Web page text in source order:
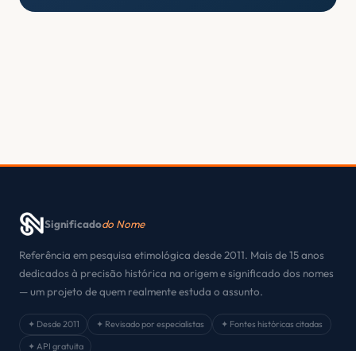
Significadodo Nome
Referência em pesquisa etimológica desde 2011. Mais de 15 anos
dedicados à precisão histórica na origem e significado dos nomes
— um projeto de quem realmente estuda o assunto.
✦ Desde 2011 ✦ Revisado por especialistas
✦ Fontes históricas citadas
✦ API gratuita